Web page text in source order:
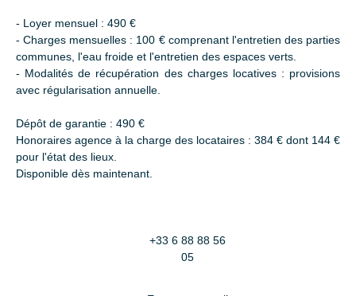
- Loyer mensuel : 490 €
- Charges mensuelles : 100 € comprenant l'entretien des parties
communes, l'eau froide et l'entretien des espaces verts.
- Modalités de récupération des charges locatives : provisions
avec régularisation annuelle.
Dépôt de garantie : 490 €
Honoraires agence à la charge des locataires : 384 € dont 144 €
pour l'état des lieux.
Disponible dès maintenant.
+33 6 88 88 56
05